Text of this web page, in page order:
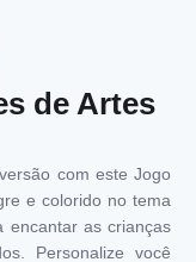
de Artes
com este Jogo
e colorido no tema
encantar as crianças
Personalize você